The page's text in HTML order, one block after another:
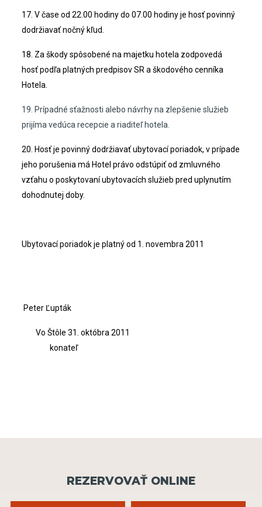
17. V čase od 22.00 hodiny do 07.00 hodiny je hosť povinný
dodržiavať nočný kľud.
18. Za škody spôsobené na majetku hotela zodpovedá
hosť podľa platných predpisov SR a škodového cenníka
Hotela.
19. Prípadné sťažnosti alebo návrhy na zlepšenie služieb
prijíma vedúca recepcie a riaditeľ hotela.
20. Hosť je povinný dodržiavať ubytovací poriadok, v prípade
jeho porušenia má Hotel právo odstúpiť od zmluvného
vzťahu o poskytovaní ubytovacích služieb pred uplynutím
dohodnutej doby.
Ubytovací poriadok je platný od 1. novembra 2011
Peter Ľupták
Vo Štôle 31. októbra 2011
konateľ
REZERVOVAŤ ONLINE